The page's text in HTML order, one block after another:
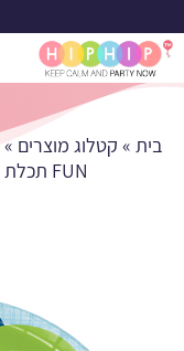
בית » קטלוג מוצרים »
FUN תכלת